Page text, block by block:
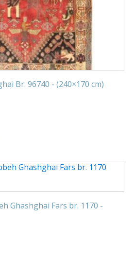
Br. 96740 - (240×170 cm)
Ghashghai Fars br. 1170 -